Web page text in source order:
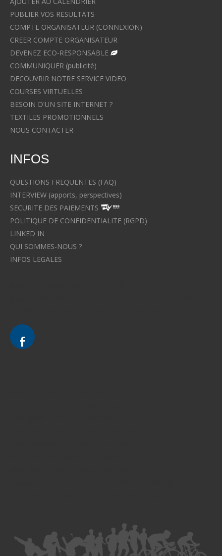
PUBLIER VOS RESULTATS
COMPTE ORGANISATEUR (CONNEXION)
CREER COMPTE ORGANISATEUR
DEVENEZ ECO-RESPONSABLE
COMMUNIQUER (publicité)
DECOUVRIR NOTRE SERVICE VIDEO
COURSES VIRTUELLES
BESOIN D'UN SITE INTERNET ?
TEXTILES PROMOTIONNELS
NOUS CONTACTER
INFOS
QUESTIONS FREQUENTES (FAQ)
INTERVIEW (apports, perspectives)
SECURITE DES PAIEMENTS
POLITIQUE DE CONFIDENTIALITE (RGPD)
LINKED IN
QUI SOMMES-NOUS ?
INFOS LEGALES